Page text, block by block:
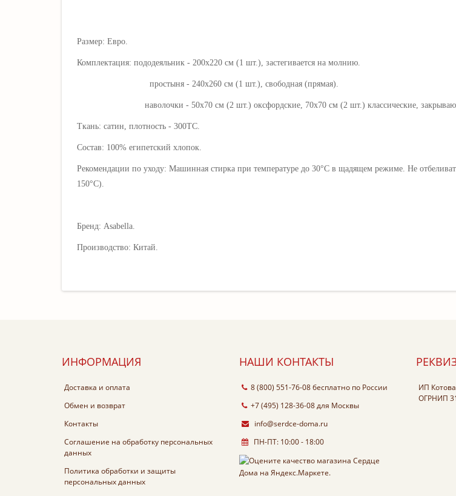
Размер: Евро.
Комплектация: пододеяльник - 200х220 см (1 шт.), застегивается на молнию.
простыня - 240х260 см (1 шт.), свободная (прямая).
наволочки - 50х70 см (2 шт.) оксфордские, 70х70 см (2 шт.) классические,
Ткань: сатин, плотность - 300ТС.
Состав: 100% египетский хлопок.
Рекомендации по уходу: Машинная стирка при температуре до 30°C в щадящем режиме. Не
150°C).
Бренд: Asabella.
Производство: Китай.
ИНФОРМАЦИЯ
Доставка и оплата
Обмен и возврат
Контакты
Соглашение на обработку персональных
данных
Политика обработки и защиты
персональных данных
НАШИ КОНТАКТЫ
8 (800) 551-76-08бесплатно по России
+7 (495) 128-36-08для Москвы
info@serdce-doma.ru
ПН-ПТ: 10:00 - 18:00
ИП
ОГРНИП